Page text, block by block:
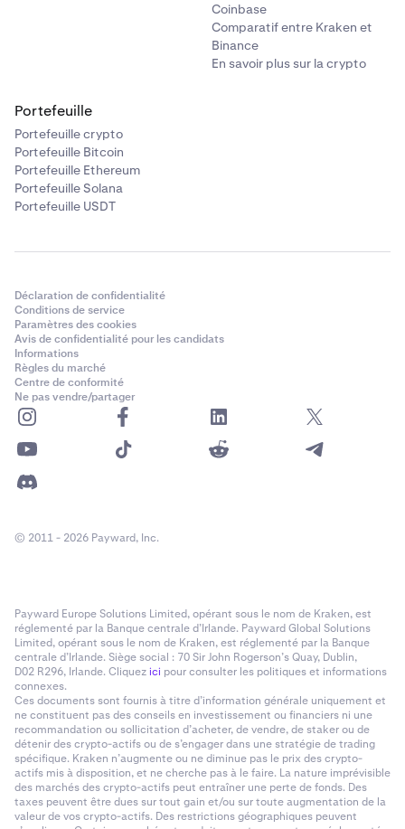
Coinbase
Comparatif entre Kraken et
Binance
En savoir plus sur la crypto
Portefeuille
Portefeuille crypto
Portefeuille Bitcoin
Portefeuille Ethereum
Portefeuille Solana
Portefeuille USDT
Déclaration de confidentialité
Conditions de service
Paramètres des cookies
Avis de confidentialité pour les candidats
Informations
Règles du marché
Centre de conformité
Ne pas vendre/partager
© 2011 - 2026 Payward, Inc.
Payward Europe Solutions Limited, opérant sous le nom de Kraken, est
réglementé par la Banque centrale d’Irlande. Payward Global Solutions
Limited, opérant sous le nom de Kraken, est réglementé par la Banque
centrale d’Irlande. Siège social : 70 Sir John Rogerson’s Quay, Dublin,
D02 R296, Irlande. Cliquezici pour consulter les politiques et informations
connexes.
Ces documents sont fournis à titre d’information générale uniquement et
ne constituent pas des conseils en investissement ou financiers ni une
recommandation ou sollicitation d’acheter, de vendre, de staker ou de
détenir des crypto-actifs ou de s’engager dans une stratégie de trading
spécifique. Kraken n’augmente ou ne diminue pas le prix des crypto-
actifs mis à disposition, et ne cherche pas à le faire. La nature imprévisible
des marchés des crypto-actifs peut entraîner une perte de fonds. Des
taxes peuvent être dues sur tout gain et/ou sur toute augmentation de la
valeur de vos crypto-actifs. Des restrictions géographiques peuvent